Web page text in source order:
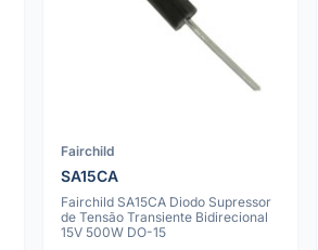
Fairchild
SA15CA
Fairchild SA15CA Diodo Supressor
de Tensão Transiente Bidirecional
15V 500W DO-15